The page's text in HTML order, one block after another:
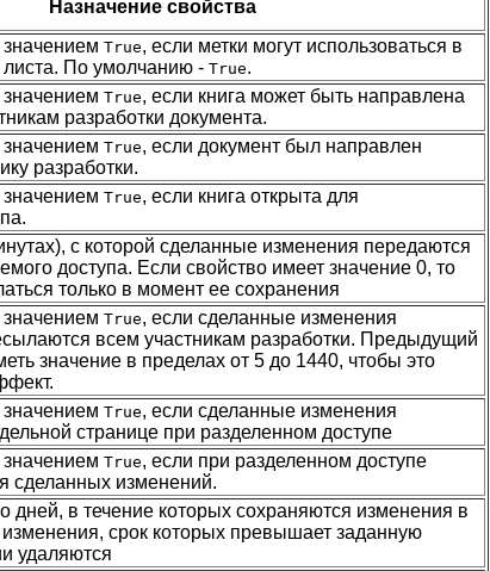
Назначение свойства
True, если метки могут использоваться в
По умолчанию - True.
True, если книга может быть направлена
разработки документа.
True, если документ был направлен
разработки.
True, если книга открыта для
с которой сделанные изменения передаются
доступа. Если свойство имеет значение 0, то
только в момент ее сохранения
True, если сделанные изменения
всем участникам разработки. Предыдущий
значение в пределах от 5 до 1440, чтобы это
True, если сделанные изменения
странице при разделенном доступе
True, если при разделенном доступе
сделанных изменений.
дней, в течение которых сохраняются изменения в
срок которых превышает заданную
удаляются